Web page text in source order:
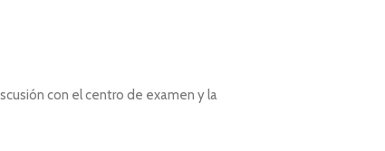
con el centro de examen y la